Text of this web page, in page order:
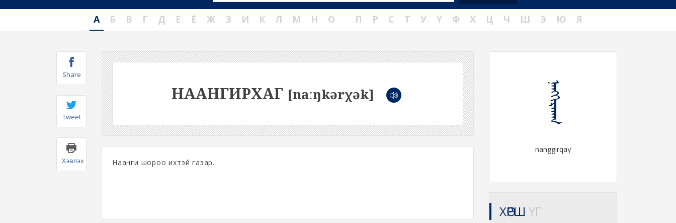
А Б В Г Д Е Ё Ж З И К Л М Н О П Р С Т У Ү Ф Х Ц Ч Ш Э Ю Я
Share
Tweet
Хэвлэх
НААНГИРХАГ [naːŋkərχək]
Наанги шороо ихтэй газар.
ᠨᠠᠩᠭᠢᠷᠬᠠᠭ
nanggirqaγ
ХӨРШ ҮГ